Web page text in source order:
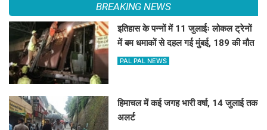
BREAKING NEWS
इतिहास के पन्नों में 11 जुलाईः लोकल ट्रेनों
में बम धमाकों से दहल गई मुंबई, 189 की मौत
PAL PAL NEWS
हिमाचल में कई जगह भारी वर्षा, 14 जुलाई तक
अलर्ट